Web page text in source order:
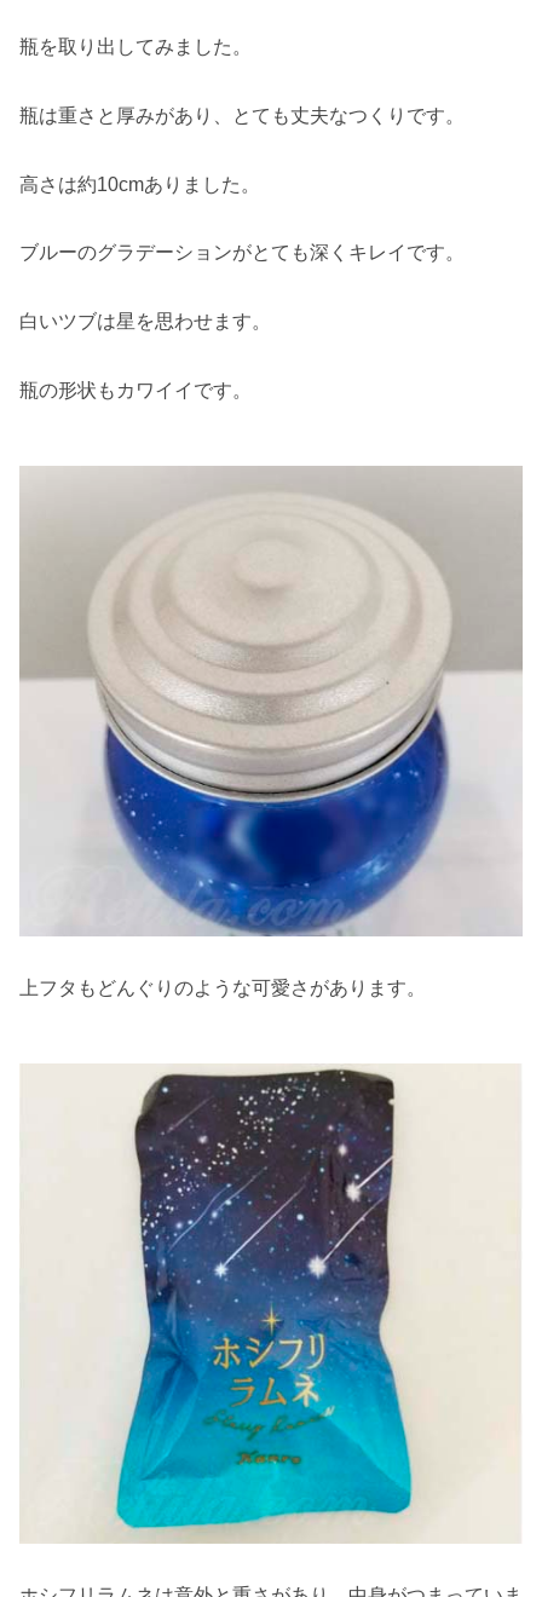
瓶を取り出してみました。
瓶は重さと厚みがあり、とても丈夫なつくりです。
高さは約10cmありました。
ブルーのグラデーションがとても深くキレイです。
白いツブは星を思わせます。
瓶の形状もカワイイです。
上フタもどんぐりのような可愛さがあります。